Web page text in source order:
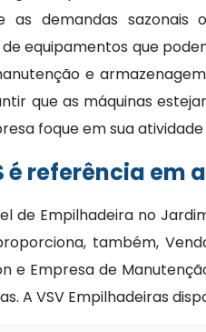
as demandas sazonais
equipamentos que
e
que as máquinas
foque em sua
é referência
de Empilhadeira no
também,
e Empresa de
A VSV Empilhadeiras